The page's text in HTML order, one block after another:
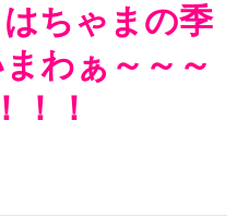
ちゃまの季
わぁ～～～
！！